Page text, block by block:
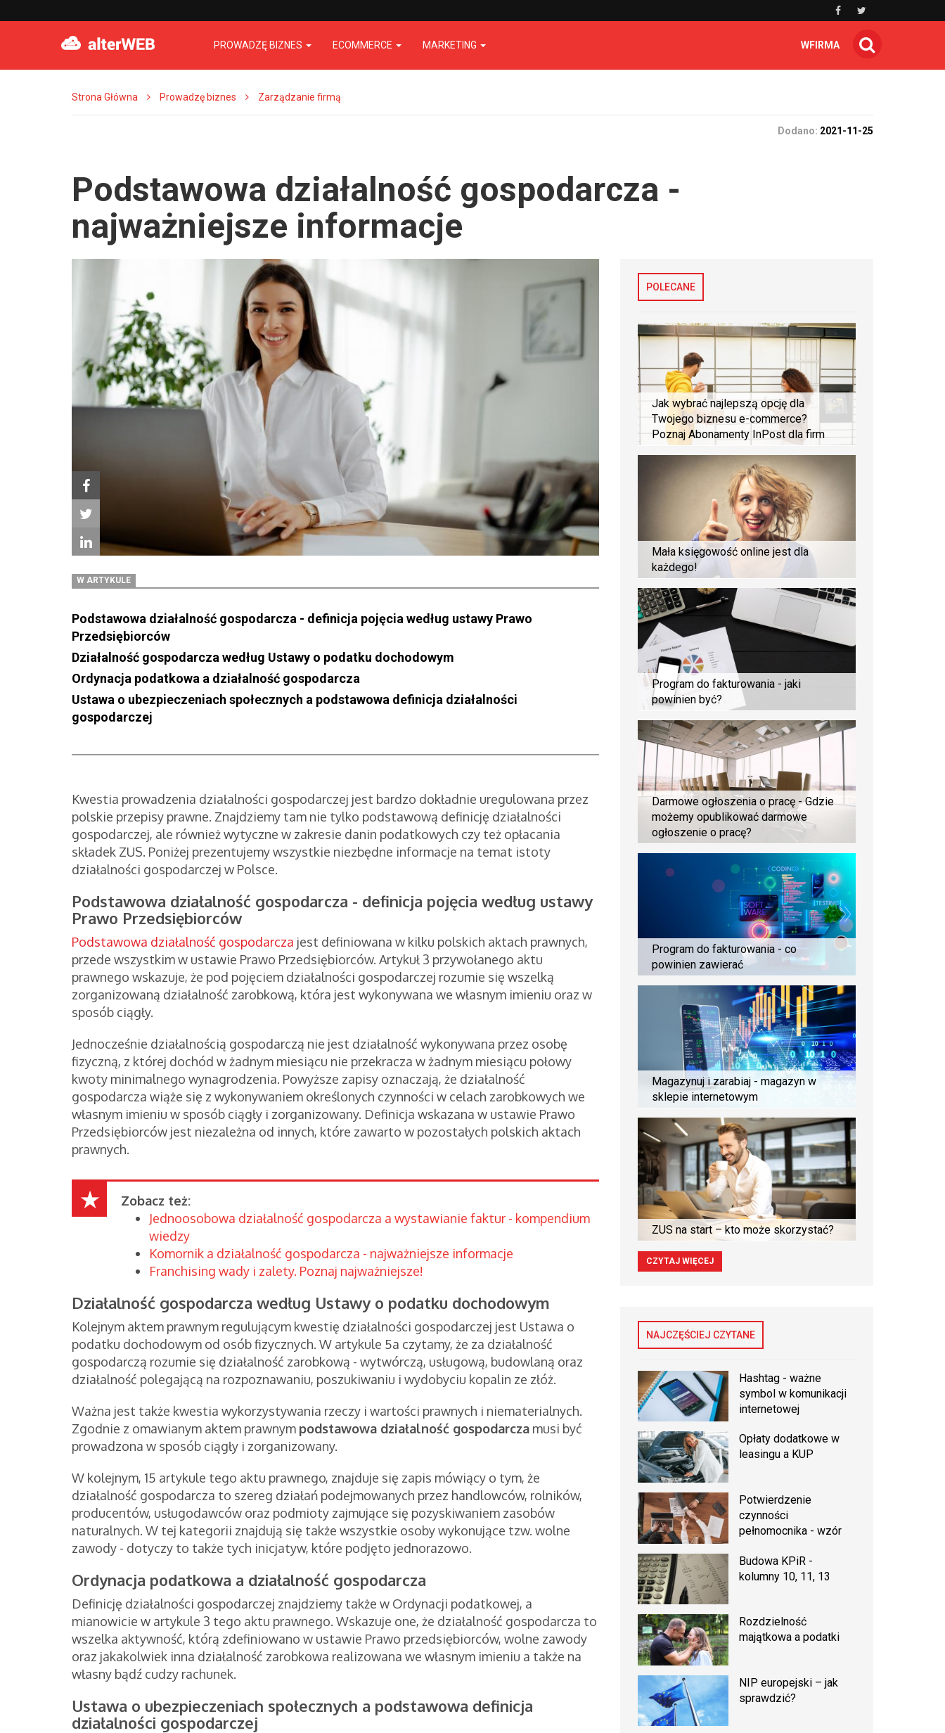
PROWADZĘ BIZNES ECOMMERCE MARKETING WFIRMA
Strona Główna Prowadzę biznes Zarządzanie firmą
Dodano: 2021-11-25
Podstawowa działalność gospodarcza -
najważniejsze informacje
W ARTYKULE
Podstawowa działalność gospodarcza - definicja pojęcia według ustawy Prawo
Przedsiębiorców
Działalność gospodarcza według Ustawy o podatku dochodowym
Ordynacja podatkowa a działalność gospodarcza
Ustawa o ubezpieczeniach społecznych a podstawowa definicja działalności
gospodarczej
Kwestia prowadzenia działalności gospodarczej jest bardzo dokładnie uregulowana przez
polskie przepisy prawne. Znajdziemy tam nie tylko podstawową definicję działalności
gospodarczej, ale również wytyczne w zakresie danin podatkowych czy też opłacania
składek ZUS. Poniżej prezentujemy wszystkie niezbędne informacje na temat istoty
działalności gospodarczej w Polsce.
Podstawowa działalność gospodarcza - definicja pojęcia według ustawy
Prawo Przedsiębiorców
Podstawowa działalność gospodarcza jest definiowana w kilku polskich aktach prawnych,
przede wszystkim w ustawie Prawo Przedsiębiorców. Artykuł 3 przywołanego aktu
prawnego wskazuje, że pod pojęciem działalności gospodarczej rozumie się wszelką
zorganizowaną działalność zarobkową, która jest wykonywana we własnym imieniu oraz w
sposób ciągły.
Jednocześnie działalnością gospodarczą nie jest działalność wykonywana przez osobę
fizyczną, z której dochód w żadnym miesiącu nie przekracza w żadnym miesiącu połowy
kwoty minimalnego wynagrodzenia. Powyższe zapisy oznaczają, że działalność
gospodarcza wiąże się z wykonywaniem określonych czynności w celach zarobkowych we
własnym imieniu w sposób ciągły i zorganizowany. Definicja wskazana w ustawie Prawo
Przedsiębiorców jest niezależna od innych, które zawarto w pozostałych polskich aktach
prawnych.
Zobacz też:
Jednoosobowa działalność gospodarcza a wystawianie faktur - kompendium
wiedzy
Komornik a działalność gospodarcza - najważniejsze informacje
Franchising wady i zalety. Poznaj najważniejsze!
Działalność gospodarcza według Ustawy o podatku dochodowym
Kolejnym aktem prawnym regulującym kwestię działalności gospodarczej jest Ustawa o
podatku dochodowym od osób fizycznych. W artykule 5a czytamy, że za działalność
gospodarczą rozumie się działalność zarobkową - wytwórczą, usługową, budowlaną oraz
działalność polegającą na rozpoznawaniu, poszukiwaniu i wydobyciu kopalin ze złóż.
Ważna jest także kwestia wykorzystywania rzeczy i wartości prawnych i niematerialnych.
Zgodnie z omawianym aktem prawnym podstawowa działalność gospodarcza musi być
prowadzona w sposób ciągły i zorganizowany.
W kolejnym, 15 artykule tego aktu prawnego, znajduje się zapis mówiący o tym, że
działalność gospodarcza to szereg działań podejmowanych przez handlowców, rolników,
producentów, usługodawców oraz podmioty zajmujące się pozyskiwaniem zasobów
naturalnych. W tej kategorii znajdują się także wszystkie osoby wykonujące tzw. wolne
zawody - dotyczy to także tych inicjatyw, które podjęto jednorazowo.
Ordynacja podatkowa a działalność gospodarcza
Definicję działalności gospodarczej znajdziemy także w Ordynacji podatkowej, a
mianowicie w artykule 3 tego aktu prawnego. Wskazuje one, że działalność gospodarcza to
wszelka aktywność, którą zdefiniowano w ustawie Prawo przedsiębiorców, wolne zawody
oraz jakakolwiek inna działalność zarobkowa realizowana we własnym imieniu a także na
własny bądź cudzy rachunek.
Ustawa o ubezpieczeniach społecznych a podstawowa definicja
działalności gospodarczej
POLECANE
Jak wybrać najlepszą opcję dla
Twojego biznesu e-commerce?
Poznaj Abonamenty InPost dla firm
Mała księgowość online jest dla
każdego!
Program do fakturowania - jaki
powinien być?
Darmowe ogłoszenia o pracę - Gdzie
możemy opublikować darmowe
ogłoszenie o pracę?
Program do fakturowania - co
powinien zawierać
Magazynuj i zarabiaj - magazyn w
sklepie internetowym
ZUS na start – kto może skorzystać?
CZYTAJ WIĘCEJ
NAJCZĘŚCIEJ CZYTANE
Hashtag - ważne
symbol w komunikacji
internetowej
Opłaty dodatkowe w
leasingu a KUP
Potwierdzenie
czynności
pełnomocnika - wzór
Budowa KPiR -
kolumny 10, 11, 13
Rozdzielność
majątkowa a podatki
NIP europejski – jak
sprawdzić?